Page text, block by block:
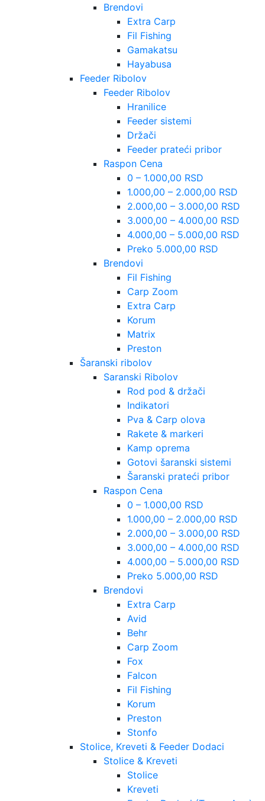
Brendovi
Extra Carp
Fil Fishing
Gamakatsu
Hayabusa
Feeder Ribolov
Feeder Ribolov
Hranilice
Feeder sistemi
Držači
Feeder prateći pribor
Raspon Cena
0 – 1.000,00 RSD
1.000,00 – 2.000,00 RSD
2.000,00 – 3.000,00 RSD
3.000,00 – 4.000,00 RSD
4.000,00 – 5.000,00 RSD
Preko 5.000,00 RSD
Brendovi
Fil Fishing
Carp Zoom
Extra Carp
Korum
Matrix
Preston
Šaranski ribolov
Saranski Ribolov
Rod pod & držači
Indikatori
Pva & Carp olova
Rakete & markeri
Kamp oprema
Gotovi šaranski sistemi
Šaranski prateći pribor
Raspon Cena
0 – 1.000,00 RSD
1.000,00 – 2.000,00 RSD
2.000,00 – 3.000,00 RSD
3.000,00 – 4.000,00 RSD
4.000,00 – 5.000,00 RSD
Preko 5.000,00 RSD
Brendovi
Extra Carp
Avid
Behr
Carp Zoom
Fox
Falcon
Fil Fishing
Korum
Preston
Stonfo
Stolice, Kreveti & Feeder Dodaci
Stolice & Kreveti
Stolice
Kreveti